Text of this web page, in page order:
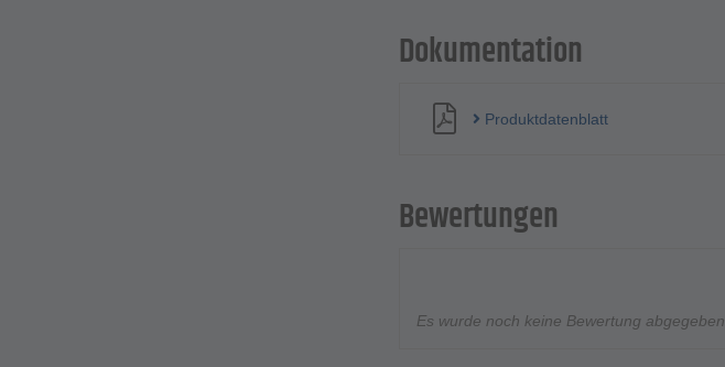
Dokumentation
Produktdatenblatt
Bewertungen
Es wurde noch keine Bewertung abgegeben